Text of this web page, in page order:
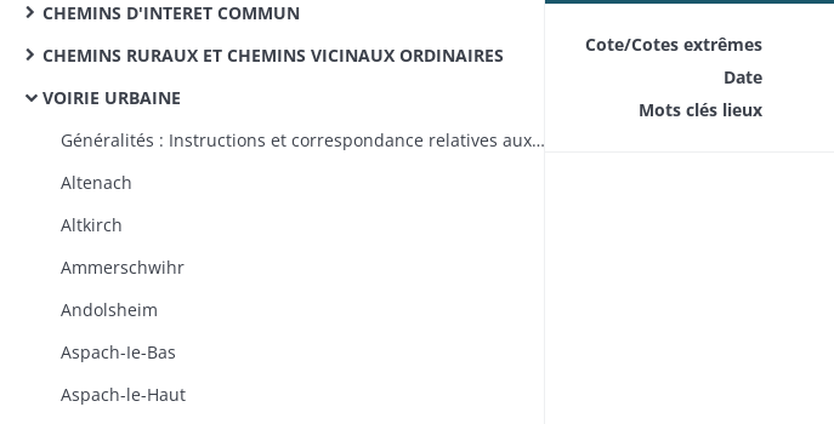
CHEMINS D'INTERET COMMUN
CHEMINS RURAUX ET CHEMINS VICINAUX ORDINAIRES
VOIRIE URBAINE
Généralités : Instructions et correspondance relatives aux plans généraux d'alignement des villes, à l'ouverture, à l'élargissement et à l'alignement des rues, à la propriété des routes impériales et départementales dans les traverses des villes, à l'éclairage public au gaz
Altenach
Altkirch
Ammerschwihr
Andolsheim
Aspach-Ie-Bas
Aspach-le-Haut
Cote/Cotes extrêmes
Date
Mots clés lieux